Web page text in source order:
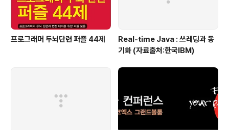
프로그래머 두뇌단련 퍼즐 44제
Real-time Java : 쓰레딩과 동
기화 (자료출처:한국IBM)